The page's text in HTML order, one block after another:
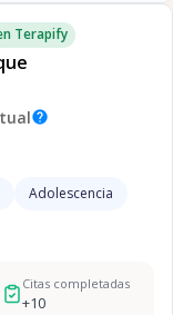
Terapify
help
Adolescencia
Citas completadas
+10